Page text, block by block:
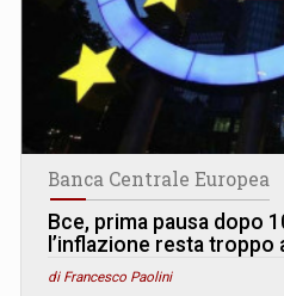
Banca Centrale Europea
Bce, prima pausa dopo
l’inflazione resta troppo
di Francesco Paolini